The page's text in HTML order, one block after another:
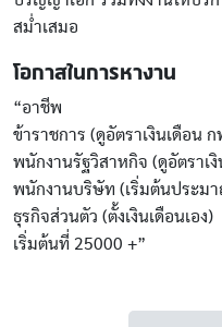
สม่ำเสมอ
โอกาสในการหางาน
“อาชีพ
ข้าราชการ (ดูอัตราเงินเดือน
พนักงานรัฐวิสาหกิจ (ดูอัตราเ
พนักงานบริษัท (เริ่มต้นประม
ธุรกิจส่วนตัว (ตั้งเงินเดือนเอง)
เริ่มต้นที่ 25000 +”